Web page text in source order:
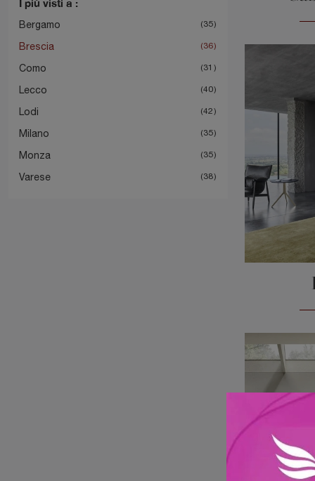
Bergamo 35
Brescia 36
Como 31
Lecco 40
Lodi 42
Milano 35
Monza 35
Varese 38